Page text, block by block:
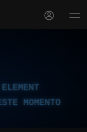
MOMENTO